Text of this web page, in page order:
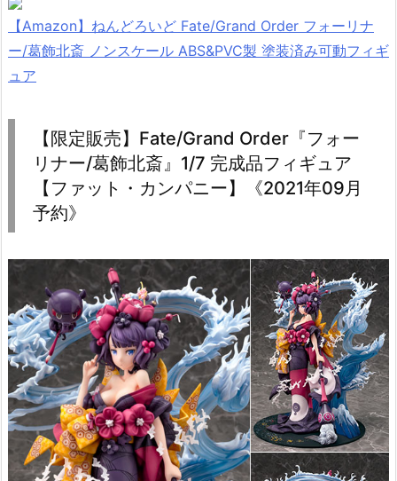
【Amazon】ねんどろいど Fate/Grand Order フォーリナ
ー/葛飾北斎 ノンスケール ABS&PVC製 塗装済み可動フィギ
ュア
【限定販売】Fate/Grand Order『フォー
リナー/葛飾北斎』1/7 完成品フィギュア
【ファット・カンパニー】《2021年09月
予約》